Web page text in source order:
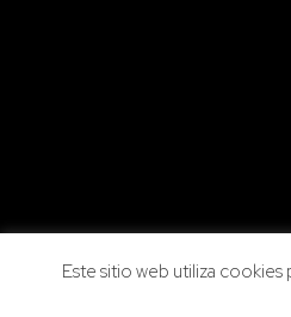
Este sitio web utiliza cookies